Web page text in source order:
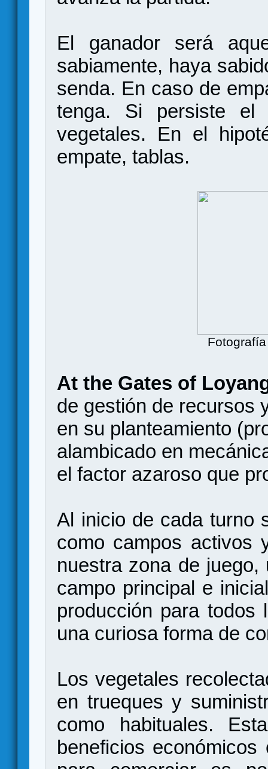
El ganador será
sabiamente, haya
senda. En caso de
tenga. Si persiste el
vegetales. En el
empate, tablas.
At the Gates of
de gestión de recursos
en su planteamiento
alambicado en
el factor azaroso que
Al inicio de cada turno
como campos activos
nuestra zona de
campo principal e
producción para todos
una curiosa forma de
Los vegetales
en trueques y
como habituales.
beneficios